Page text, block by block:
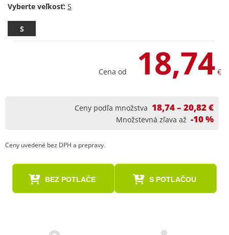
Vyberte veľkosť:
S
Cena od 18,74 €
Ceny podľa množstva 18,74 – 20,82 €
Množstevná zľava až -10 %
Ceny uvedené bez DPH a prepravy.
BEZ POTLAČE S POTLAČOU